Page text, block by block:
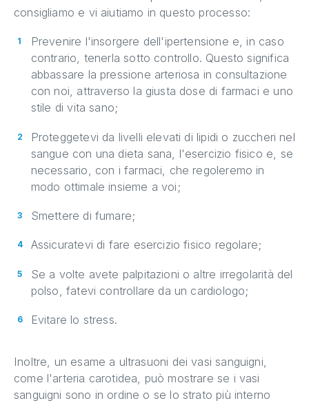
consigliamo e vi aiutiamo in questo processo:
Prevenire l'insorgere dell'ipertensione e, in caso
contrario, tenerla sotto controllo. Questo significa
abbassare la pressione arteriosa in consultazione
con noi, attraverso la giusta dose di farmaci e uno
stile di vita sano;
Proteggetevi da livelli elevati di lipidi o zuccheri nel
sangue con una dieta sana, l'esercizio fisico e, se
necessario, con i farmaci, che regoleremo in
modo ottimale insieme a voi;
Smettere di fumare;
Assicuratevi di fare esercizio fisico regolare;
Se a volte avete palpitazioni o altre irregolarità del
polso, fatevi controllare da un cardiologo;
Evitare lo stress.
Inoltre, un esame a ultrasuoni dei vasi sanguigni,
come l'arteria carotidea, può mostrare se i vasi
sanguigni sono in ordine o se lo strato più interno